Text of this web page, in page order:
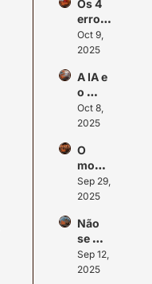
misto
s e
Senior
Living
ma na
verda
de for
a
proteç
ão
para o
seu
io?
Os 4
erros
que
afasta
capital
do seu
projet
o
iário
Oct 9,
2025
A IA e
o
futuro
do
Oct 8,
2025
O
mome
nto da
infrae
ra
Sep 29,
2025
Não
se
deixe
engan
Sep 12,
2025